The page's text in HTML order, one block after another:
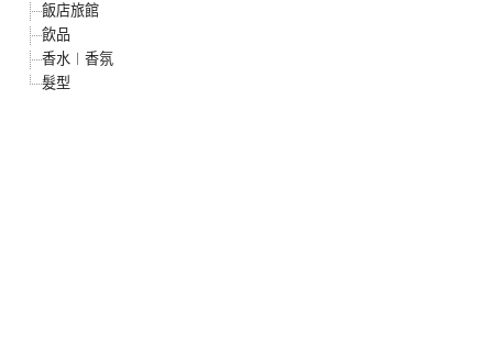
飯店旅館
飲品
香水︱香氛
髮型